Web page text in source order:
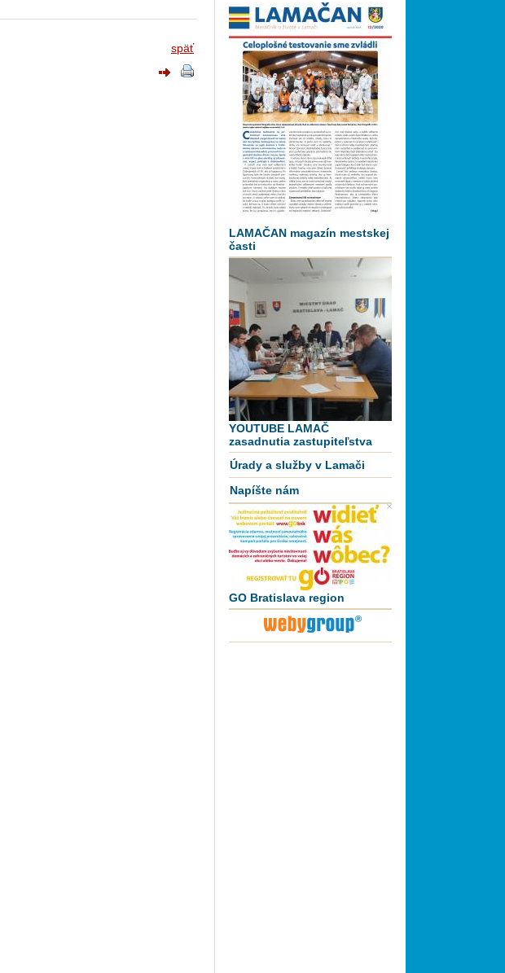
späť
LAMAČAN magazín mestskej
časti
YOUTUBE LAMAČ
zasadnutia zastupiteľstva
Úrady a služby v Lamači
Napíšte nám
GO Bratislava region